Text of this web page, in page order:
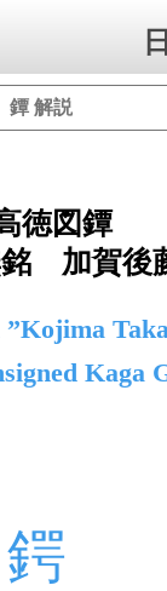
鐔 解説
徳図鐔
加賀後
”Kojima
Kaga
鍔